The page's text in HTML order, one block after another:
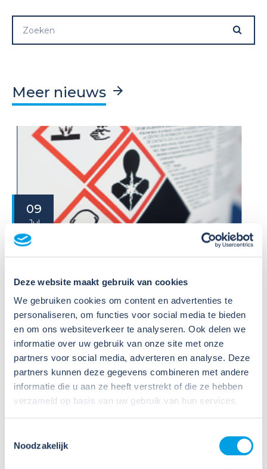
Deze website maakt gebruik van cookies
We gebruiken cookies om content en advertenties te
personaliseren, om functies voor social media te bieden
en om ons websiteverkeer te analyseren. Ook delen we
informatie over uw gebruik van onze site met onze
partners voor social media, adverteren en analyse. Deze
partners kunnen deze gegevens combineren met andere
informatie die u aan ze heeft verstrekt of die ze hebben
verzameld op basis van uw gebruik van hun services.
Noodzakelijk
Meer nieuws
09
Jul
2026
VIB of WIK? Wat heb je nodig om
stoffen?
Veel organisaties hebben
Veiligheidsinformatiebladen (VIB's) of mini-VIB's
beschikbaar voor de gevaarlijke stoffen waarmee zij
werken. Dat is een belangrijke eerste stap, maar
daarmee voldoe je nog niet aan de verplichtingen
u...